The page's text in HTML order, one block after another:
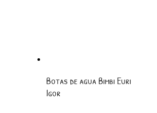
Botas de agua Bimbi Euri
Igor